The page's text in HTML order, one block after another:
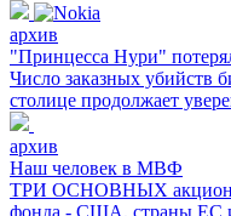
архив
"Принцесса Нури"
Число заказных убийств
столице продолжает
архив
Наш человек в МВФ
ТРИ ОСНОВНЫХ
фонда - США, страны ЕС и